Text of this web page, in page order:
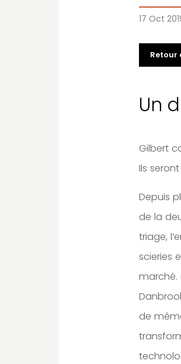
17 Oct
Retour
Un
Gilbert
Ils
Depuis
de la
triage,
scieries
marché.
de